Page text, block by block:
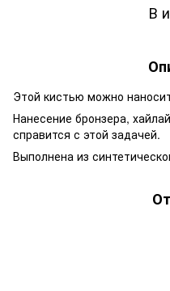
В
Этой кистью можно
Нанесение бронзера,
справится с этой задачей.
Выполнена из